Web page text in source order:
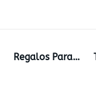
Regalos Para…